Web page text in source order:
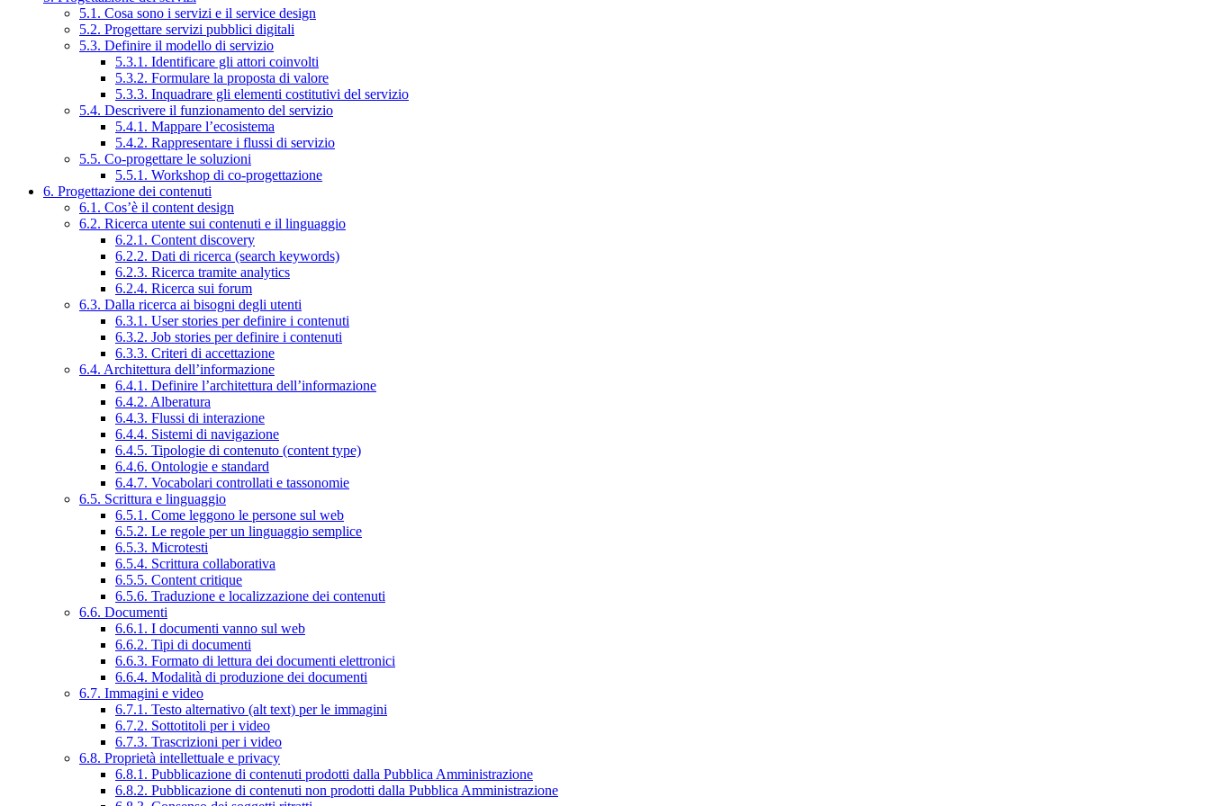
5.1. Cosa sono i servizi e il service design
5.2. Progettare servizi pubblici digitali
5.3. Definire il modello di servizio
5.3.1. Identificare gli attori coinvolti
5.3.2. Formulare la proposta di valore
5.3.3. Inquadrare gli elementi costitutivi del servizio
5.4. Descrivere il funzionamento del servizio
5.4.1. Mappare l’ecosistema
5.4.2. Rappresentare i flussi di servizio
5.5. Co-progettare le soluzioni
5.5.1. Workshop di co-progettazione
6. Progettazione dei contenuti
6.1. Cos’è il content design
6.2. Ricerca utente sui contenuti e il linguaggio
6.2.1. Content discovery
6.2.2. Dati di ricerca (search keywords)
6.2.3. Ricerca tramite analytics
6.2.4. Ricerca sui forum
6.3. Dalla ricerca ai bisogni degli utenti
6.3.1. User stories per definire i contenuti
6.3.2. Job stories per definire i contenuti
6.3.3. Criteri di accettazione
6.4. Architettura dell’informazione
6.4.1. Definire l’architettura dell’informazione
6.4.2. Alberatura
6.4.3. Flussi di interazione
6.4.4. Sistemi di navigazione
6.4.5. Tipologie di contenuto (content type)
6.4.6. Ontologie e standard
6.4.7. Vocabolari controllati e tassonomie
6.5. Scrittura e linguaggio
6.5.1. Come leggono le persone sul web
6.5.2. Le regole per un linguaggio semplice
6.5.3. Microtesti
6.5.4. Scrittura collaborativa
6.5.5. Content critique
6.5.6. Traduzione e localizzazione dei contenuti
6.6. Documenti
6.6.1. I documenti vanno sul web
6.6.2. Tipi di documenti
6.6.3. Formato di lettura dei documenti elettronici
6.6.4. Modalità di produzione dei documenti
6.7. Immagini e video
6.7.1. Testo alternativo (alt text) per le immagini
6.7.2. Sottotitoli per i video
6.7.3. Trascrizioni per i video
6.8. Proprietà intellettuale e privacy
6.8.1. Pubblicazione di contenuti prodotti dalla Pubblica Amministrazione
6.8.2. Pubblicazione di contenuti non prodotti dalla Pubblica Amministrazione